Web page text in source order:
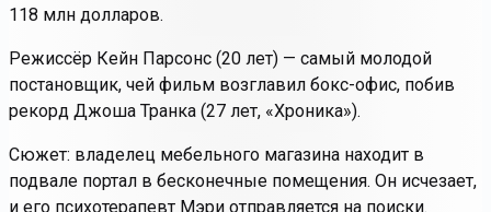
118 млн долларов.
Режиссёр Кейн Парсонс (20 лет) — самый молодой
постановщик, чей фильм возглавил бокс-офис, побив
рекорд Джоша Транка (27 лет, «Хроника»).
Сюжет: владелец мебельного магазина находит в
подвале портал в бесконечные помещения. Он исчезает,
и его психотерапевт Мэри отправляется на поиски.